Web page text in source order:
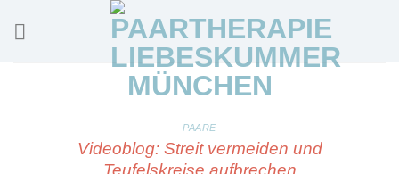
PAARE
Videoblog: Streit vermeiden und
Teufelskreise aufbrechen